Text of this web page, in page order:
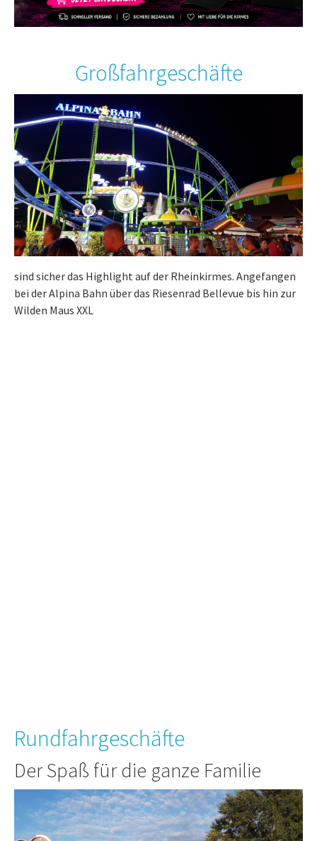
Großfahrgeschäfte
sind sicher das Highlight auf der Rheinkirmes. Angefangen
bei der Alpina Bahn über das Riesenrad Bellevue bis hin zur
Wilden Maus XXL
Rundfahrgeschäfte
Der Spaß für die ganze Familie